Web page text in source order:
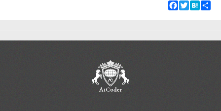
Facebook
TwitterHatena